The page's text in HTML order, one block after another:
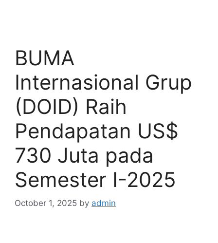
BUMA
Internasional Grup
(DOID) Raih
Pendapatan US$
730 Juta pada
Semester I-2025
October 1, 2025 by admin